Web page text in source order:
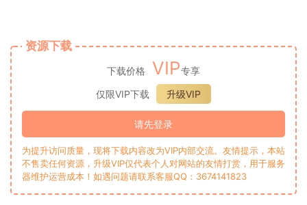
资源下载
下载价格 VIP专享
仅限VIP下载
升级VIP
请先登录
为提升访问质量，现将下载内容改为VIP内部交流。友情提示，本站
不售卖任何资源，升级VIP仅代表个人对网站的友情打赏，用于服务
器维护运营成本！如遇问题请联系客服QQ：3674141823